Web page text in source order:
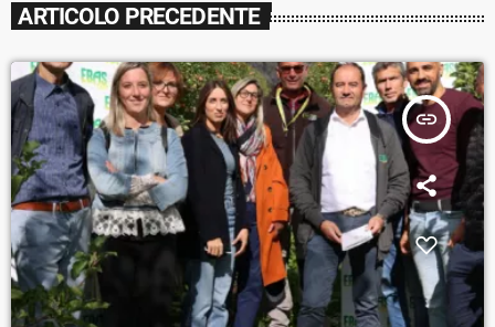
ARTICOLO PRECEDENTE
insert_link